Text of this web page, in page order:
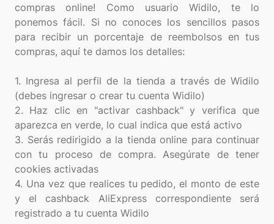
compras online! Como usuario Widilo, te lo
ponemos fácil. Si no conoces los sencillos pasos
para recibir un porcentaje de reembolsos en tus
compras, aquí te damos los detalles:
1. Ingresa al perfil de la tienda a través de Widilo
(debes ingresar o crear tu cuenta Widilo)
2. Haz clic en "activar cashback" y verifica que
aparezca en verde, lo cual indica que está activo
3. Serás redirigido a la tienda online para continuar
con tu proceso de compra. Asegúrate de tener
cookies activadas
4. Una vez que realices tu pedido, el monto de este
y el cashback AliExpress correspondiente será
registrado a tu cuenta Widilo